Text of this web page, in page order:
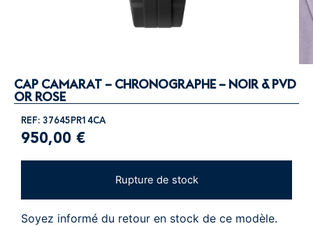
CAP CAMARAT – CHRONOGRAPHE – NOIR & PVD
OR ROSE
REF: 37645PR14CA
950,00 €
Rupture de stock
Soyez informé du retour en stock de ce modèle.